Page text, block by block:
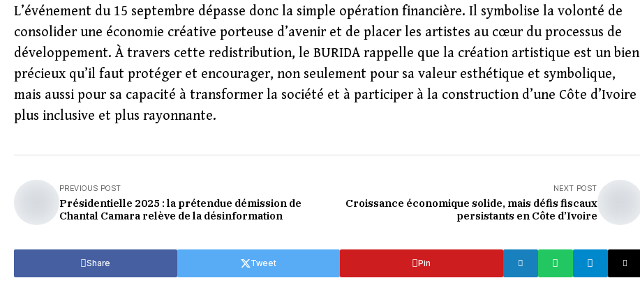
L’événement du 15 septembre dépasse donc la simple opération financière. Il symbolise la volonté de
consolider une économie créative porteuse d’avenir et de placer les artistes au cœur du processus de
développement. À travers cette redistribution, le BURIDA rappelle que la création artistique est un bien
précieux qu’il faut protéger et encourager, non seulement pour sa valeur esthétique et symbolique,
mais aussi pour sa capacité à transformer la société et à participer à la construction d’une Côte d’Ivoire
plus inclusive et plus rayonnante.
PREVIOUS POST
Présidentielle 2025 : la prétendue démission de
Chantal Camara relève de la désinformation
NEXT POST
Croissance économique solide, mais défis fiscaux
persistants en Côte d’Ivoire
Share Tweet Pin